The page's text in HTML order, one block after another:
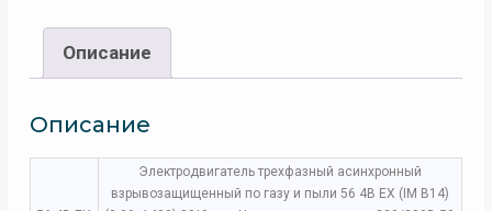
Описание
Описание
Электродвигатель трехфазный асинхронный
взрывозащищенный по газу и пыли 56 4B EX (IM B14)